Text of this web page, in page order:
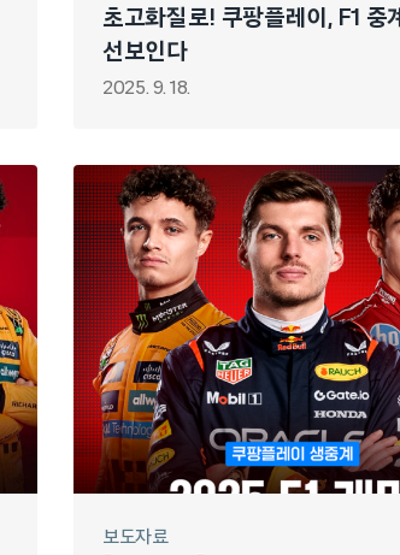
초고화질로! 쿠팡플레이, F1 중
선보인다
2025. 9. 18.
보도자료